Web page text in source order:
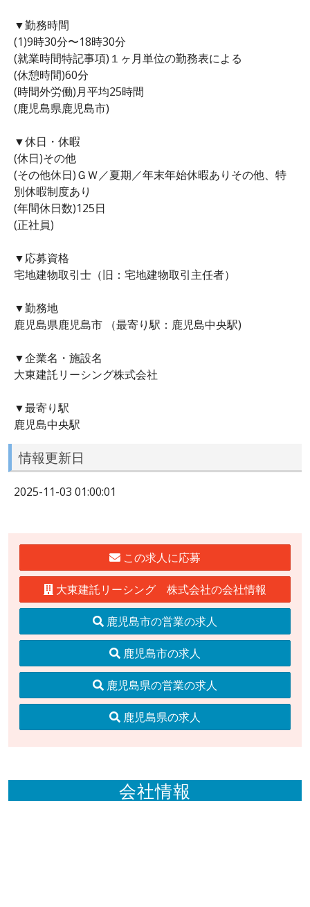
▼勤務時間
(1)9時30分〜18時30分
(就業時間特記事項)１ヶ月単位の勤務表による
(休憩時間)60分
(時間外労働)月平均25時間
(鹿児島県鹿児島市)
▼休日・休暇
(休日)その他
(その他休日)ＧＷ／夏期／年末年始休暇ありその他、特
別休暇制度あり
(年間休日数)125日
(正社員)
▼応募資格
宅地建物取引士（旧：宅地建物取引主任者）
▼勤務地
鹿児島県鹿児島市 （最寄り駅：鹿児島中央駅)
▼企業名・施設名
大東建託リーシング株式会社
▼最寄り駅
鹿児島中央駅
情報更新日
2025-11-03 01:00:01
この求人に応募
大東建託リーシング 株式会社の会社情報
鹿児島市の営業の求人
鹿児島市の求人
鹿児島県の営業の求人
鹿児島県の求人
会社情報